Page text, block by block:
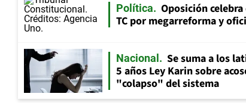
Política
Oposición
TC por megarreforma y
Nacional
Se suma a los
5 años Ley Karin sobre
"colapso" del sistema